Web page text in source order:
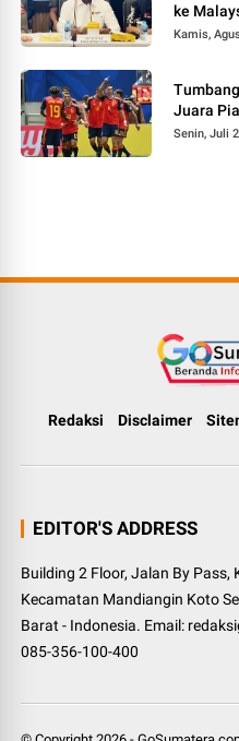
ke
Kamis,
Juara
Senin, Juli
Redaksi Disclaimer
EDITOR'S ADDRESS
Building 2 Floor, Jalan By Pass,
Kecamatan Mandiangin Koto
Barat - Indonesia. Email:
085-356-100-400